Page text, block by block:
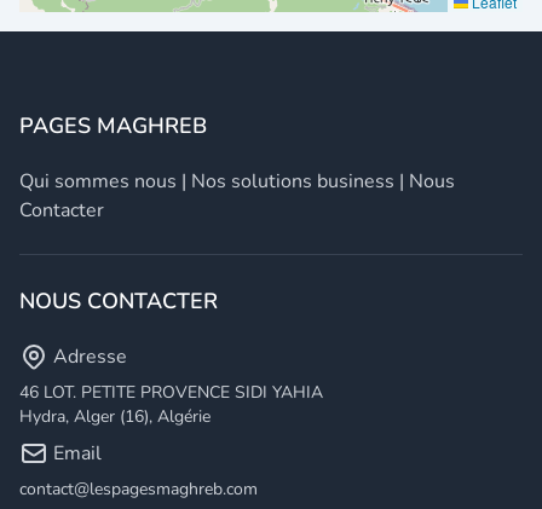
PAGES MAGHREB
Qui sommes nous | Nos solutions business | Nous
Contacter
NOUS CONTACTER
Adresse
46 LOT. PETITE PROVENCE SIDI YAHIA
Hydra, Alger (16), Algérie
Email
contact@lespagesmaghreb.com